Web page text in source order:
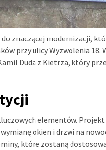
znaczącej modernizacji,
przy ulicy Wyzwolenia
Duda z Kietrza, który
elementów. Projekt
okien i drzwi na
które zostaną